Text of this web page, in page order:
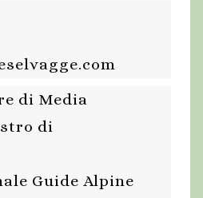
di Media
di
Guide Alpine